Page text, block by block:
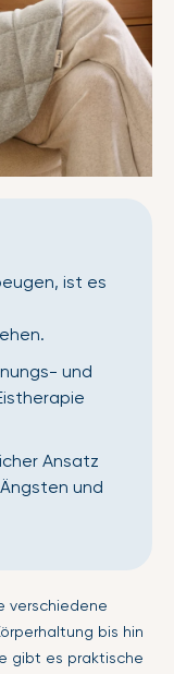
ist es
und
Ansatz
und
verschiedene
bis hin
gibt es praktische